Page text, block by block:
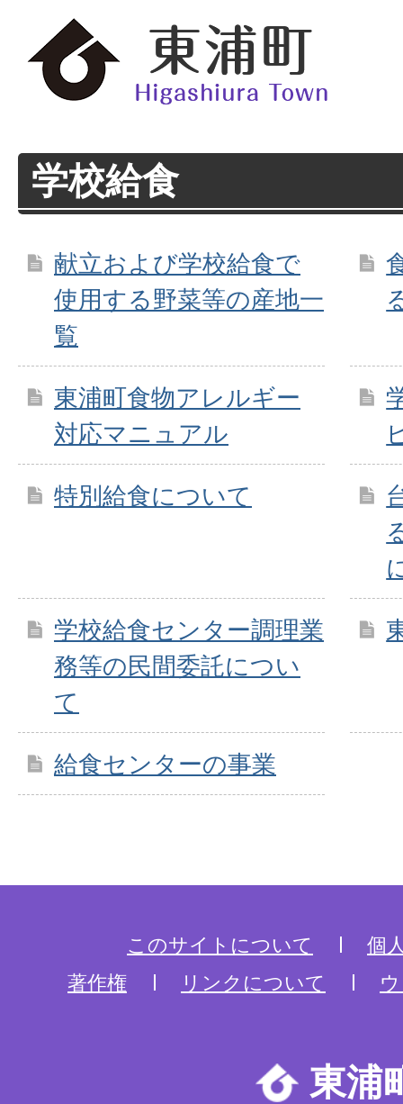
学校給食
献立および学校給食で
使用する野菜等の産地一
覧
東浦町食物アレルギー
対応マニュアル
特別給食について
学校給食センター調理業
務等の民間委託につい
て
給食センターの事業
このサイトについて
個
著作権
リンクについて
東浦